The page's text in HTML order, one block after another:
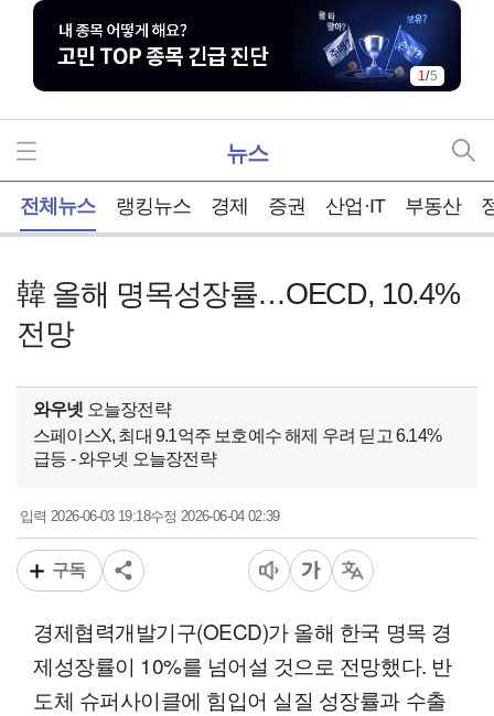
1/5
뉴스
전체뉴스 랭킹뉴스 경제 증권 산업·IT 부동산
韓 올해 명목성장률…OECD, 10.4%
전망
와우넷 오늘장전략
스페이스X, 최대 9.1억주 보호예수 해제 우려 딛고 6.14%
급등 - 와우넷 오늘장전략
입력2026-06-03 19:18수정 2026-06-04 02:39
구독
경제협력개발기구(OECD)가 올해 한국 명목 경
제성장률이 10%를 넘어설 것으로 전망했다. 반
도체 슈퍼사이클에 힘입어 실질 성장률과 수출